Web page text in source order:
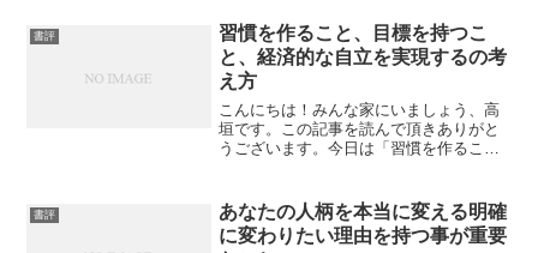
を書いてみたいと思います。発達障害の
大人は自身の成功の定義を...
書評
習慣を作ること、目標を持つこ
と、経済的な自立を実現するの考
え方
こんにちは！みんな家にいましょう、高
垣です。この記事を読んで頂きありがと
うございます。今日は「習慣を作るこ
を書いてみたいと思います。習慣を作る
こと、目標を持つこと、まず...
書評
あなたの人柄を本当に変える明確
に変わりたい理由を持つ事が重要